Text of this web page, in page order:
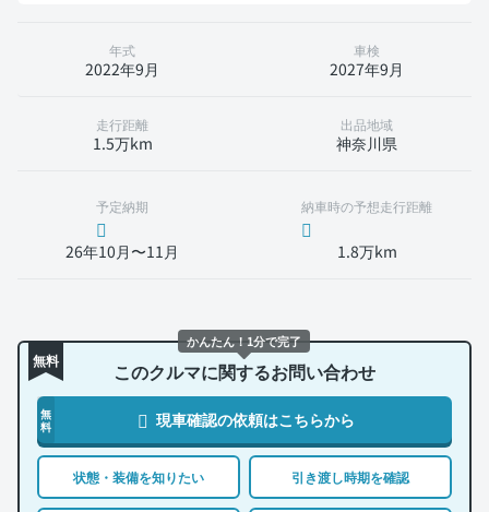
年式
2022年9月
車検
2027年9月
走行距離
1.5万km
出品地域
神奈川県
予定納期
26年10月〜11月
納車時の予想走行距離
1.8万km
無料 このクルマに関するお問い合わせ
無
料
現車確認の依頼はこちらから
状態・装備を知りたい 引き渡し時期を確認
かんたん！1分で完了